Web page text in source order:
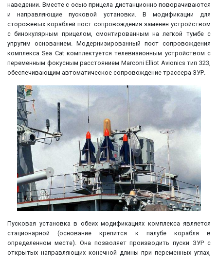
наведении. Вместе с осью прицела дистанционно поворачиваются
и направляющие пусковой установки. В модификации для
сторожевых кораблей пост сопровождения заменен устройством
с бинокулярным прицелом, смонтированным на легкой тумбе с
упругим основанием. Модернизированный пост сопровождения
комплекса Sea Cat комплектуется телевизионным устройством с
переменным фокусным расстоянием Marconi Elliot Avionics тип 323,
обеспечивающим автоматическое сопровождение трассера ЗУР.
Пусковая установка в обеих модификациях комплекса является
стационарной (основание крепится к палубе корабля в
определенном месте). Она позволяет производить пуски ЗУР с
открытых направляющих конечной длины при переменных углах,